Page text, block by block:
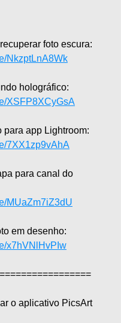
foto escura:
NkzptLnA8Wk
holográfico:
XSFP8XCyGsA
para app Lightroom:
7XX1zp9vAhA
para canal do
MUaZm7iZ3dU
em desenho:
x7hVNlHvPIw
o aplicativo PicsArt